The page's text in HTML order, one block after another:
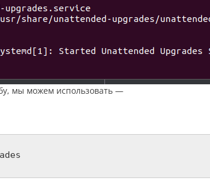
мы можем использовать —